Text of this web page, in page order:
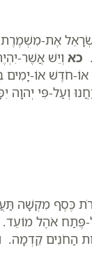
אֶת-מִשְׁמֶרֶת
כא וְיֵשׁ אֲשֶׁר-
אוֹ-חֹדֶשׁ אוֹ-יָמִים
וְעַל-פִּי
כֶּסֶף מִקְשָׁה
פֶּתַח אֹהֶל מוֹעֵד.
הַחֹנִים קֵדְמָה.